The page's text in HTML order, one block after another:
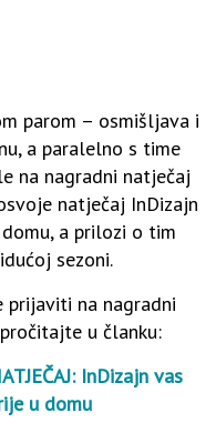
parom – osmišljava i
a paralelno s time
na nagradni natječaj
natječaj InDizajn
a prilozi o tim
sezoni.
prijaviti na nagradni
u članku:
InDizajn vas
u domu